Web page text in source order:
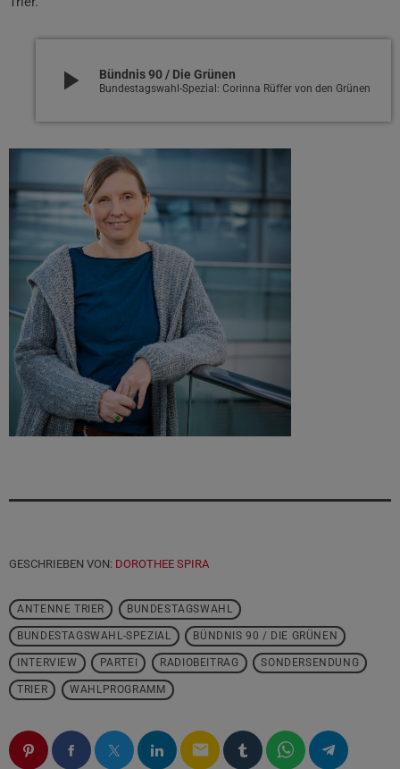
play_arrow Bündnis 90 / Die Grünen
Bundestagswahl-Spezial: Corinna Rüffer von den Grünen
GESCHRIEBEN VON: DOROTHEE SPIRA
ANTENNE TRIER BUNDESTAGSWAHL
BUNDESTAGSWAHL-SPEZIAL BÜNDNIS 90 / DIE GRÜNEN
INTERVIEW PARTEI RADIOBEITRAG SONDERSENDUNG
TRIER WAHLPROGRAMM
email